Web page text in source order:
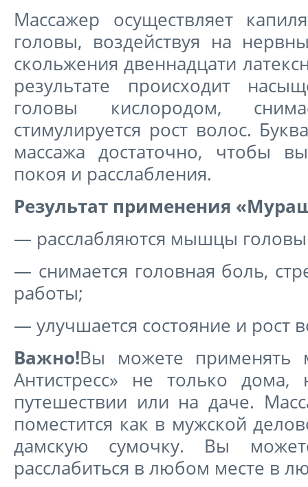
Массажер осуществляет
головы, воздействуя на
скольжения двеннадцати
результате происходит
головы кислородом,
стимулируется рост волос.
массажа достаточно, чтобы
покоя и расслабления.
Результат применения
— расслабляются мышцы головы
— снимается головная боль,
работы;
— улучшается состояние и рост
Важно!Вы можете применять
Антистресс» не только
путешествии или на даче.
поместится как в мужской
дамскую сумочку. Вы
расслабиться в любом месте в